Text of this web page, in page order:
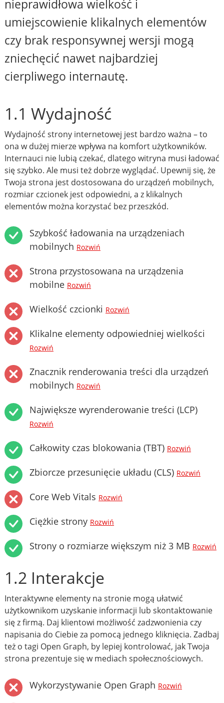
nieprawidłowa wielkość i
umiejscowienie klikalnych elementów
czy brak responsywnej wersji mogą
zniechęcić nawet najbardziej
cierpliwego internautę.
1.1 Wydajność
Wydajność strony internetowej jest bardzo ważna – to
ona w dużej mierze wpływa na komfort użytkowników.
Internauci nie lubią czekać, dlatego witryna musi ładować
się szybko. Ale musi też dobrze wyglądać. Upewnij się, że
Twoja strona jest dostosowana do urządzeń mobilnych,
rozmiar czcionek jest odpowiedni, a z klikalnych
elementów można korzystać bez przeszkód.
Szybkość ładowania na urządzeniach
mobilnych Rozwiń
Strona przystosowana na urządzenia
mobilne Rozwiń
Wielkość czcionki Rozwiń
Klikalne elementy odpowiedniej wielkości
Rozwiń
Znacznik renderowania treści dla urządzeń
mobilnych Rozwiń
Największe wyrenderowanie treści (LCP)
Rozwiń
Całkowity czas blokowania (TBT) Rozwiń
Zbiorcze przesunięcie układu (CLS) Rozwiń
Core Web Vitals Rozwiń
Ciężkie strony Rozwiń
Strony o rozmiarze większym niż 3 MB Rozwiń
1.2 Interakcje
Interaktywne elementy na stronie mogą ułatwić
użytkownikom uzyskanie informacji lub skontaktowanie
się z firmą. Daj klientowi możliwość zadzwonienia czy
napisania do Ciebie za pomocą jednego kliknięcia. Zadbaj
też o tagi Open Graph, by lepiej kontrolować, jak Twoja
strona prezentuje się w mediach społecznościowych.
Wykorzystywanie Open Graph Rozwiń